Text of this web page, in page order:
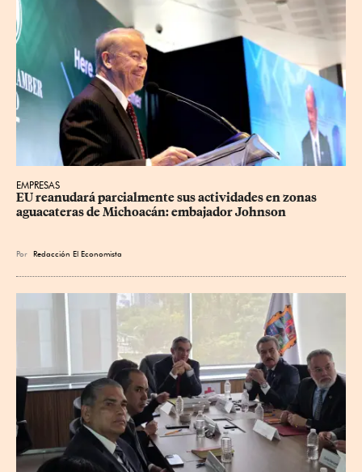
EMPRESAS
EU reanudará parcialmente sus actividades en zonas
aguacateras de Michoacán: embajador Johnson
Por Redacción El Economista